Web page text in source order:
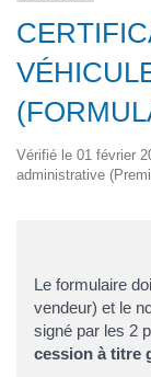
Vérifié le 01 février
administrative
Le formulaire
vendeur) et le
signé par les 2
cession à titre